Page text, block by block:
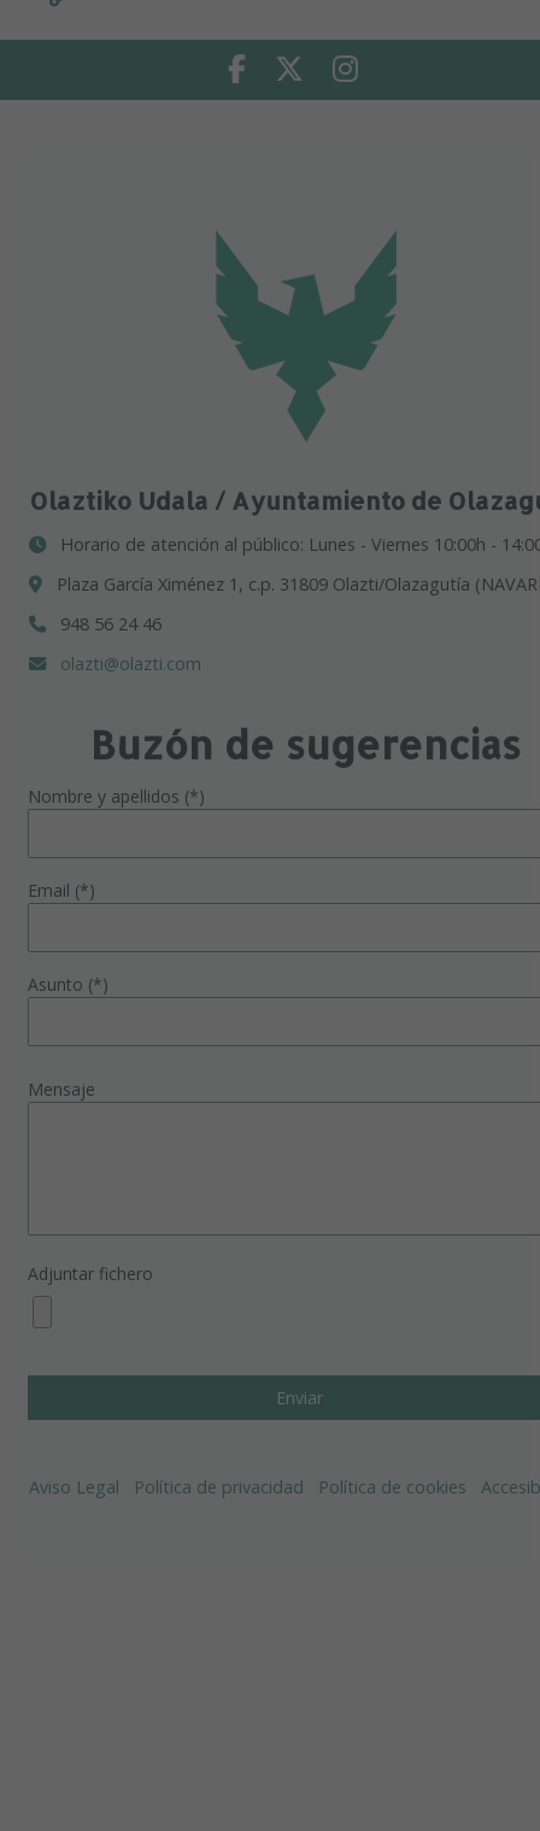
Facebook Twitter Instagram
Olaztiko Udala / Ayuntamiento de
Horario de atención al público: Lunes - Viernes 10:00h -
Plaza García Ximénez 1, c.p. 31809 Olazti/Olazagutía
948 56 24 46
olazti@olazti.com
Buzón de sugerencias
Nombre y apellidos (*)
Email (*)
Asunto (*)
Mensaje
Adjuntar fichero
Aviso Legal Política de privacidad Política de cookies